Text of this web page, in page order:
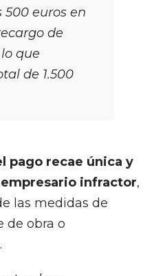
500 euros en
de
que
de 1.500
pago recae única y
infractor,
las medidas de
de obra o